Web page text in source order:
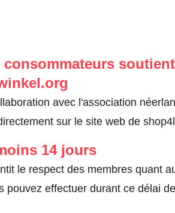
avec l'association
sur le site web de
14 jours
le respect des membres quant
pouvez effectuer durant ce délai